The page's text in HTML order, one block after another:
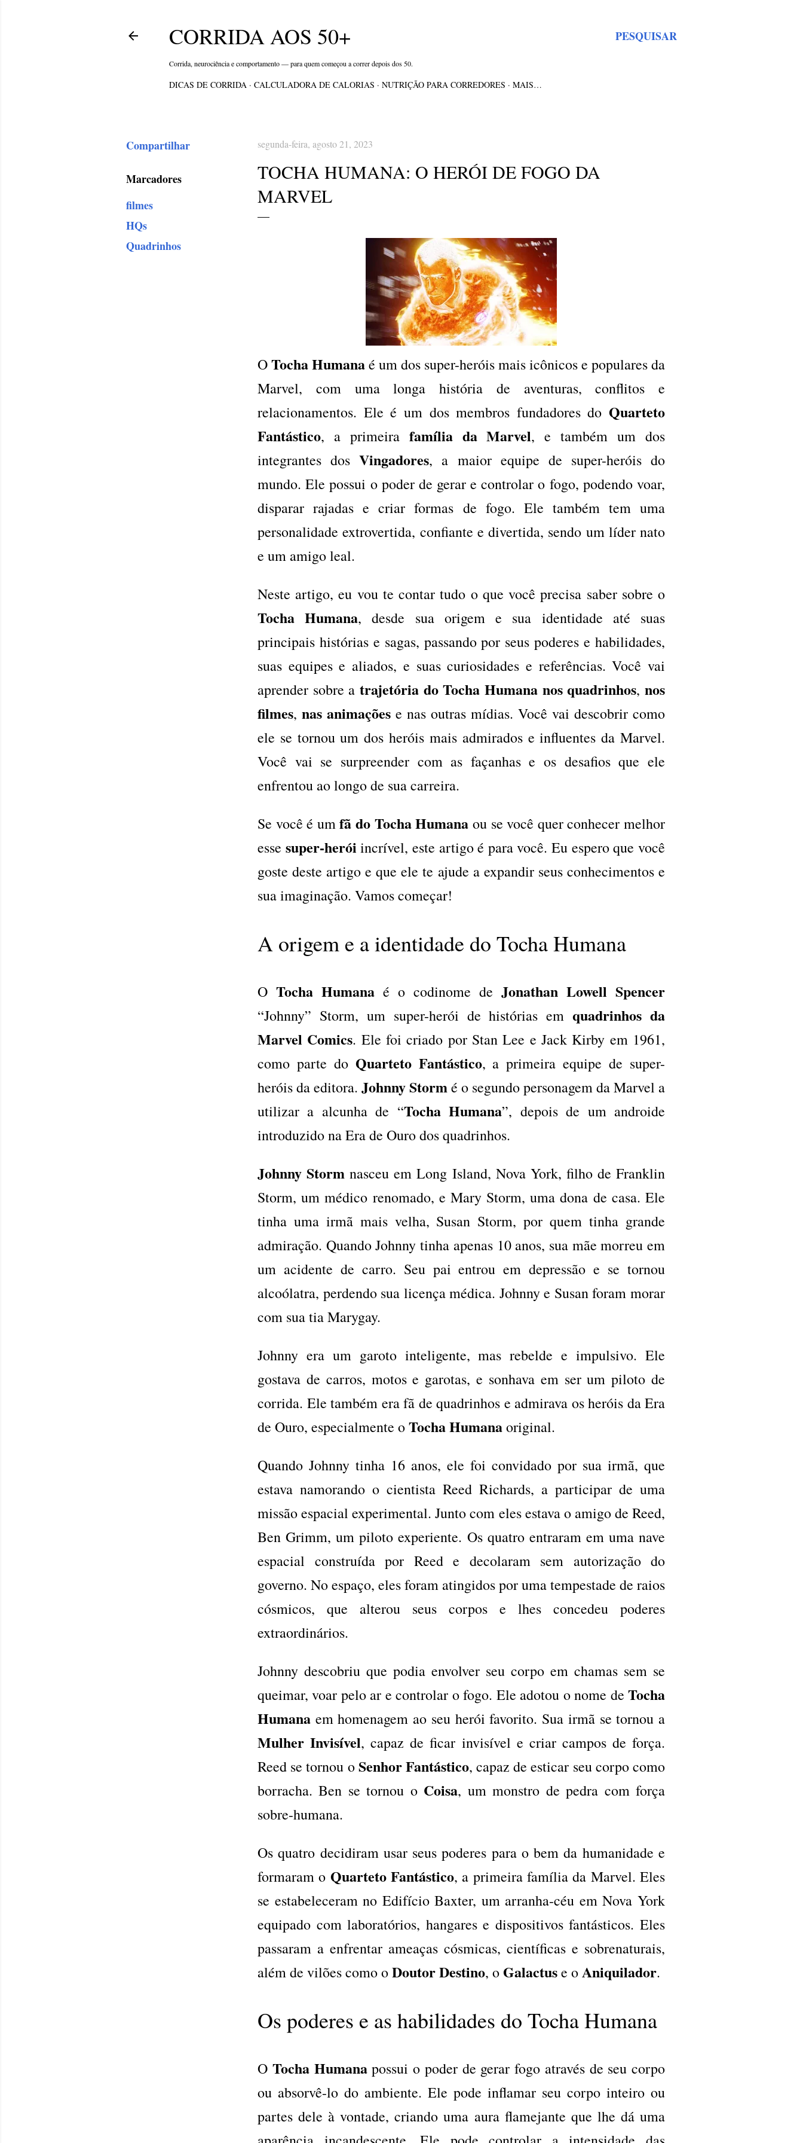
PESQUISAR
CORRIDA AOS 50+
Corrida, neurociência e comportamento — para quem começou a correr depois dos 50.
DICAS DE CORRIDA CALCULADORA DE CALORIAS NUTRIÇÃO PARA CORREDORES MAIS…
Compartilhar
Marcadores
filmes
HQs
Quadrinhos
segunda-feira, agosto 21, 2023
TOCHA HUMANA: O HERÓI DE FOGO DA
MARVEL
OTocha Humanaé um dos super-heróis mais icônicos e populares da
Marvel, com uma longa história de aventuras, conflitos e
relacionamentos. Ele é um dos membros fundadores do Quarteto
Fantástico, a primeira família da Marvel, e também um dos
integrantes dosVingadores, a maior equipe de super-heróis do
mundo. Ele possui o poder de gerar e controlar o fogo, podendo voar,
disparar rajadas e criar formas de fogo. Ele também tem uma
personalidade extrovertida, confiante e divertida, sendo um líder nato
e um amigo leal.
Neste artigo, eu vou te contar tudo o que você precisa saber sobre o
Tocha Humana, desde sua origem e sua identidade até suas
principais histórias e sagas, passando por seus poderes e habilidades,
suas equipes e aliados, e suas curiosidades e referências. Você vai
aprender sobre a trajetória do Tocha Humana nos quadrinhos,nos
filmes, nas animações e nas outras mídias. Você vai descobrir como
ele se tornou um dos heróis mais admirados e influentes da Marvel.
Você vai se surpreender com as façanhas e os desafios que ele
enfrentou ao longo de sua carreira.
Se você é umfã do Tocha Humana ou se você quer conhecer melhor
esse super-herói incrível, este artigo é para você. Eu espero que você
goste deste artigo e que ele te ajude a expandir seus conhecimentos e
sua imaginação. Vamos começar!
A origem e a identidade do Tocha Humana
O Tocha Humana é o codinome de Jonathan Lowell Spencer
“Johnny” Storm, um super-herói de histórias emquadrinhos da
Marvel Comics. Ele foi criado por Stan Lee e Jack Kirby em 1961,
como parte do Quarteto Fantástico, a primeira equipe de super-
heróis da editora. Johnny Stormé o segundo personagem da Marvel a
utilizar a alcunha de “Tocha Humana”, depois de um androide
introduzido na Era de Ouro dos quadrinhos.
Johnny Stormnasceu em Long Island, Nova York, filho de Franklin
Storm, um médico renomado, e Mary Storm, uma dona de casa. Ele
tinha uma irmã mais velha, Susan Storm, por quem tinha grande
admiração. Quando Johnny tinha apenas 10 anos, sua mãe morreu em
um acidente de carro. Seu pai entrou em depressão e se tornou
alcoólatra, perdendo sua licença médica. Johnny e Susan foram morar
com sua tia Marygay.
Johnny era um garoto inteligente, mas rebelde e impulsivo. Ele
gostava de carros, motos e garotas, e sonhava em ser um piloto de
corrida. Ele também era fã de quadrinhos e admirava os heróis da Era
de Ouro, especialmente oTocha Humanaoriginal.
Quando Johnny tinha 16 anos, ele foi convidado por sua irmã, que
estava namorando o cientista Reed Richards, a participar de uma
missão espacial experimental. Junto com eles estava o amigo de Reed,
Ben Grimm, um piloto experiente. Os quatro entraram em uma nave
espacial construída por Reed e decolaram sem autorização do
governo. No espaço, eles foram atingidos por uma tempestade de raios
cósmicos, que alterou seus corpos e lhes concedeu poderes
extraordinários.
Johnny descobriu que podia envolver seu corpo em chamas sem se
queimar, voar pelo ar e controlar o fogo. Ele adotou o nome de Tocha
Humana em homenagem ao seu herói favorito. Sua irmã se tornou a
Mulher Invisível, capaz de ficar invisível e criar campos de força.
Reed se tornou oSenhor Fantástico, capaz de esticar seu corpo como
borracha. Ben se tornou o Coisa, um monstro de pedra com força
sobre-humana.
Os quatro decidiram usar seus poderes para o bem da humanidade e
formaram o Quarteto Fantástico, a primeira família da Marvel. Eles
se estabeleceram no Edifício Baxter, um arranha-céu em Nova York
equipado com laboratórios, hangares e dispositivos fantásticos. Eles
passaram a enfrentar ameaças cósmicas, científicas e sobrenaturais,
além de vilões como oDoutor Destino, o Galactuse oAniquilador.
Os poderes e as habilidades do Tocha Humana
O Tocha Humanapossui o poder de gerar fogo através de seu corpo
ou absorvê-lo do ambiente. Ele pode inflamar seu corpo inteiro ou
partes dele à vontade, criando uma aura flamejante que lhe dá uma